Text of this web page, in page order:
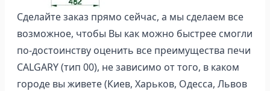
Сделайте заказ прямо сейчас, а мы сделаем все
возможное, чтобы Вы как можно быстрее смогли
по-достоинству оценить все преимущества печи
CALGARY (тип 00), не зависимо от того, в каком
городе вы живете (Киев, Харьков, Одесса, Львов